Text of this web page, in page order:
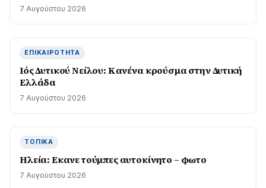
7 Αυγούστου 2026
ΕΠΙΚΑΙΡΌΤΗΤΑ
Ιός Δυτικού Νείλου: Κανένα κρούσμα στην Δυτική
Ελλάδα
7 Αυγούστου 2026
ΤΟΠΙΚΆ
Ηλεία: Εκανε τούμπες αυτοκίνητο – φωτο
7 Αυγούστου 2026